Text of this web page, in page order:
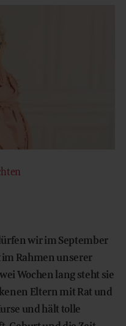
wir im September
im Rahmen unserer
Wochen lang steht sie
Eltern mit Rat und
und hält tolle